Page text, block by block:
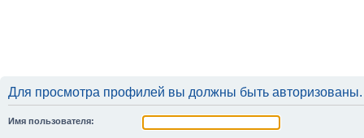
Для просмотра профилей вы должны быть авторизованы.
Имя пользователя: